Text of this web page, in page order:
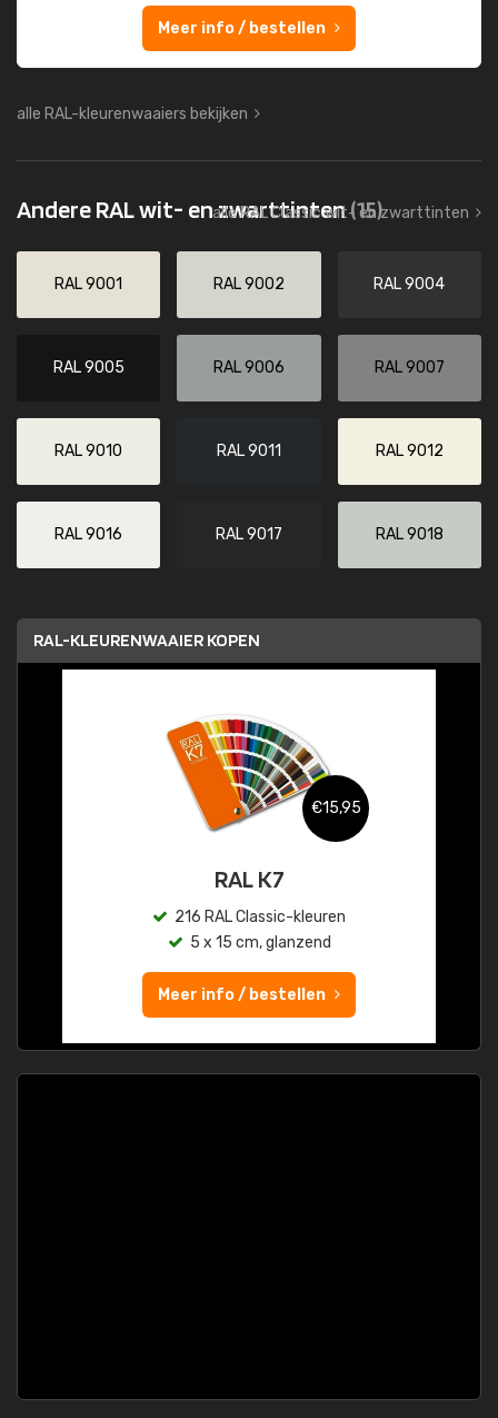
Meer info / bestellen
alle RAL-kleurenwaaiers bekijken
Andere RAL wit- en zwarttinten(15)
alle RAL Classic wit- en zwarttinten
RAL 9001 RAL 9002 RAL 9004
RAL 9005 RAL 9006 RAL 9007
RAL 9010 RAL 9011 RAL 9012
RAL 9016 RAL 9017 RAL 9018
RAL-KLEURENWAAIER KOPEN
€15,95
RAL K7
216 RAL Classic-kleuren
5 x 15 cm, glanzend
Meer info / bestellen